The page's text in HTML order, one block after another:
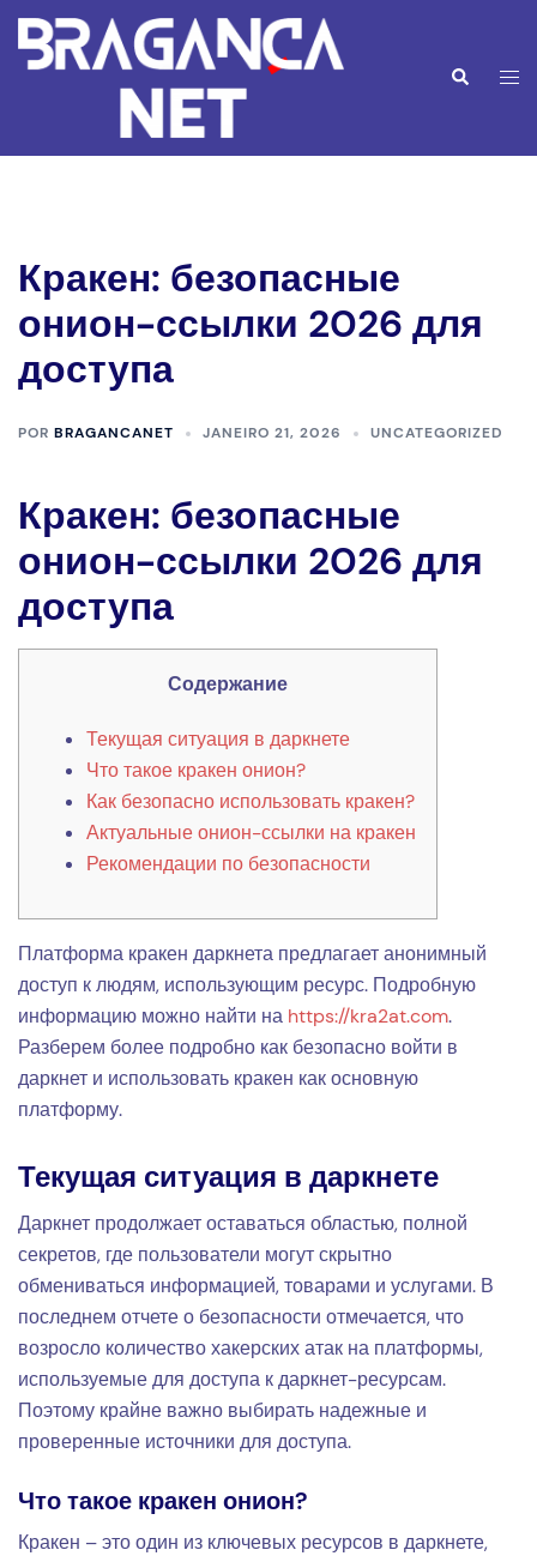
Saltar
para
Pesquisar
Кракен: безопасные
онион-ссылки 2026 для
доступа
POR BRAGANCANET JANEIRO 21, 2026 UNCATEGORIZED
Кракен: безопасные
онион-ссылки 2026 для
доступа
Содержание
Текущая ситуация в даркнете
Что такое кракен онион?
Как безопасно использовать кракен?
Актуальные онион-ссылки на кракен
Рекомендации по безопасности
Платформа кракен даркнета предлагает анонимный
доступ к людям, использующим ресурс. Подробную
информацию можно найти на https://kra2at.com.
Разберем более подробно как безопасно войти в
даркнет и использовать кракен как основную
платформу.
Текущая ситуация в даркнете
Даркнет продолжает оставаться областью, полной
секретов, где пользователи могут скрытно
обмениваться информацией, товарами и услугами. В
последнем отчете о безопасности отмечается, что
возросло количество хакерских атак на платформы,
используемые для доступа к даркнет-ресурсам.
Поэтому крайне важно выбирать надежные и
проверенные источники для доступа.
Что такое кракен онион?
Кракен – это один из ключевых ресурсов в даркнете,